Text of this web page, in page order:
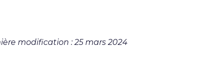
modification : 25 mars 2024